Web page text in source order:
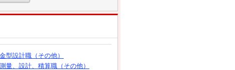
型設計職（その他）
量、設計、積算職（その他）